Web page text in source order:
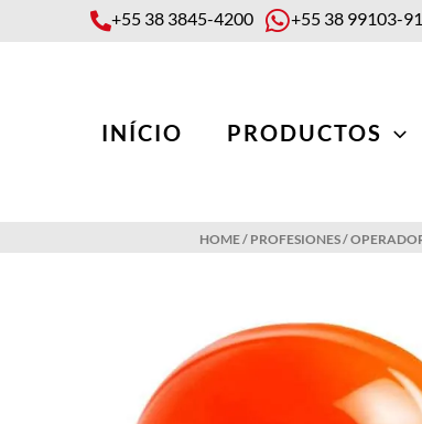
+55 38 3845-4200 +55 38 99103-
INÍCIO PRODUCTOS
HOME/ PROFESIONES/